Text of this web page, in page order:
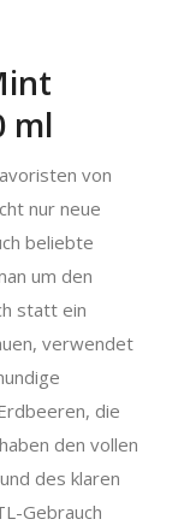
ml
von
nur neue
beliebte
um den
statt ein
verwendet
die
den vollen
des klaren
Gebrauch